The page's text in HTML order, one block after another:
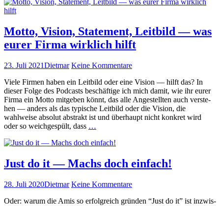
Motto, Vision, Statement, Leitbild — was
eurer Firma wirklich hilft
Veröffentlicht
23. Juli 2021Autor
Dietmar Keine Kommentarezu
Vision,
Statement,
Leitbild
—
was
Viele Fir­men haben ein Leit­bild oder eine Vision — hil­ft das? In
dieser Folge des Pod­casts beschäftige ich mich damit, wie ihr eur­er
Fir­ma ein Mot­to mit­geben kön­nt, das alle Angestell­ten auch ver­ste­
hen — anders als das typ­is­che Leit­bild oder die Vision, die
wahlweise abso­lut abstrakt ist und über­haupt nicht konkret wird
oder so weichge­spült, dass …
Vision,
ment,
Leit­
—
Just do it — Machs doch einfach!
Veröffentlicht
28. Juli 2020Autor
Dietmar Keine Kommentarezu
do
Oder: warum die Amis so erfol­gre­ich grün­den “Just do it” ist inzwis­